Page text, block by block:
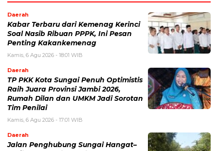
Daerah
Kabar Terbaru dari Kemenag Kerinci
Soal Nasib Ribuan PPPK, Ini Pesan
Penting Kakankemenag
Kamis, 6 Agu 2026 - 18:01 WIB
Daerah
TP PKK Kota Sungai Penuh Optimistis
Raih Juara Provinsi Jambi 2026,
Rumah Dilan dan UMKM Jadi Sorotan
Tim Penilai
Kamis, 6 Agu 2026 - 17:01 WIB
Daerah
Jalan Penghubung Sungai Hangat–